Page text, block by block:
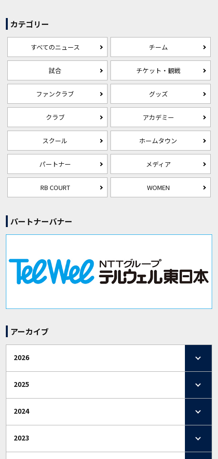
カテゴリー
すべてのニュース チーム
試合 チケット・観戦
ファンクラブ グッズ
クラブ アカデミー
スクール ホームタウン
パートナー メディア
RB COURT WOMEN
パートナーバナー
アーカイブ
2026
2025
2024
2023